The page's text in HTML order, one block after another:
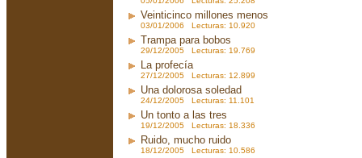
Veinticinco millones menos
03/01/2006 Lecturas: 10.920
Trampa para bobos
29/12/2005 Lecturas: 19.769
La profecía
27/12/2005 Lecturas: 12.899
Una dolorosa soledad
24/12/2005 Lecturas: 11.101
Un tonto a las tres
19/12/2005 Lecturas: 18.336
Ruido, mucho ruido
18/12/2005 Lecturas: 10.586